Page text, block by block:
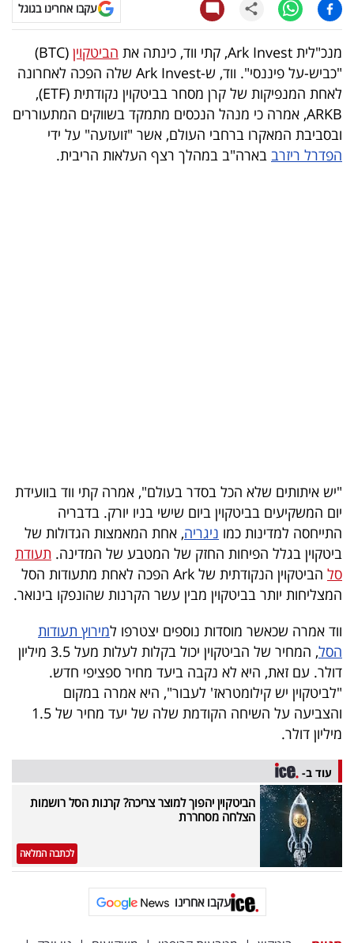
עסקי
ספורט
קריירה
ולימודים
מינויים
הכלכלי
פודקאסט
40
UNDER
40
שיתופי
פעולה
דרושים
ניוזלטרים
מייל
עקבו אחרינו בגוגל
מנכ"לית Ark Invest, קתי ווד, כינתה את הביטקוין
(BTC)
"כביש-על פיננסי". ווד, ש-Ark Invest שלה הפכה לאחרונה
לאחת המנפיקות של קרן מסחר בביטקוין נקודתית (ETF),
ARKB, אמרה כי מנהל הנכסים מתמקד בשווקים המתעוררים
ובסביבת המאקרו ברחבי העולם, אשר "זועזעה" על ידי
הפדרל ריזרב בארה"ב במהלך רצף העלאות הריבית.
"יש איתותים שלא הכל בסדר בעולם", אמרה קתי ווד בוועידת
יום המשקיעים בביטקוין ביום שישי בניו יורק. בדבריה
התייחסה למדינות כמו ניגריה, אחת המאמצות הגדולות של
ביטקוין בגלל הפיחות החזק של המטבע של המדינה. תעודת
סל
הביטקוין הנקודתית של Ark הפכה לאחת מתעודות הסל
המצליחות יותר בביטקוין מבין עשר הקרנות שהונפקו בינואר.
ווד אמרה שכאשר מוסדות נוספים יצטרפו למירוץ תעודות
הסל
, המחיר של הביטקוין יכול בקלות לעלות מעל 3.5 מיליון
דולר. עם זאת, היא לא נקבה ביעד מחיר ספציפי חדש.
"לביטקוין יש קילומטראז' לעבור", היא אמרה במקום
והצביעה על השיחה הקודמת שלה של יעד מחיר של 1.5
מיליון דולר.
עוד ב-
הביטקוין יהפוך למוצר צריכה? קרנות הסל רושמות
הצלחה מסחררת
לכתבה המלאה
עקבו אחרינו